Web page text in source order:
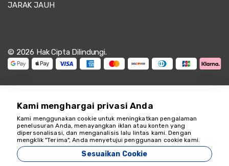
JARAK JAUH
© 2026 Hak Cipta Dilindungi.
18349
Zeyvona Travel - 18349
Kami menghargai privasi Anda
Kami menggunakan cookie untuk meningkatkan pengalaman
penelusuran Anda, menayangkan iklan atau konten yang
dipersonalisasi, dan menganalisis lalu lintas kami. Dengan
mengklik "Terima", Anda menyetujui penggunaan cookie kami.
Sesuaikan Cookie
Kami siap membantu